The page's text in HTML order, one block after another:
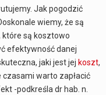
Jak pogodzić
wiemy, że są
które są kosztowo
efektywność danej
jaki jest jej koszt,
czasami warto zapłacić
-podkreśla dr hab. n.